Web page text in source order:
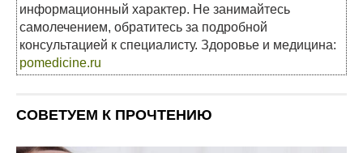
информационный характер. Не занимайтесь
самолечением, обратитесь за подробной
консультацией к специалисту. Здоровье и медицина:
pomedicine.ru
СОВЕТУЕМ К ПРОЧТЕНИЮ